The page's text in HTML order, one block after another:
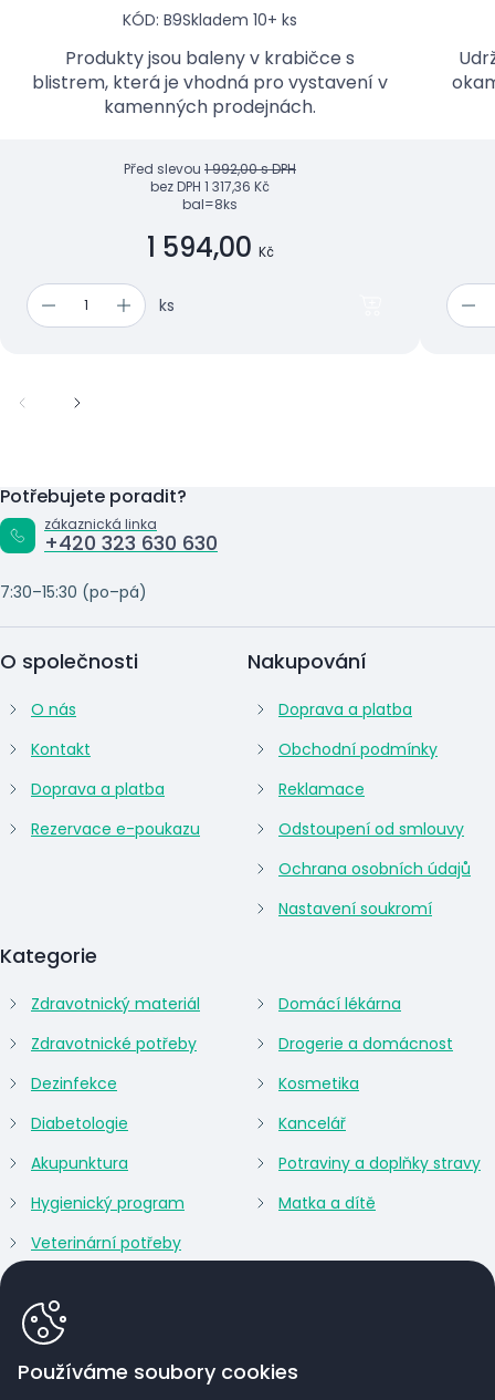
Používáme soubory cookies
KÓD: B9Skladem 10+ ks
Produkty jsou baleny v krabičce s
blistrem, která je vhodná pro vystavení v
kamenných prodejnách.
Před slevou 1 992,00 s DPH
bez DPH 1 317,36 Kč
bal=8ks
1 594,00 Kč
ks
Potřebujete poradit?
zákaznická linka
+420 323 630 630
7:30–15:30 (po–pá)
O společnosti
O nás
Kontakt
Doprava a platba
Rezervace e-poukazu
Kategorie
Zdravotnický materiál
Zdravotnické potřeby
Dezinfekce
Diabetologie
Akupunktura
Hygienický program
Veterinární potřeby
Domácí lékárna
Drogerie a domácnost
Kosmetika
Kancelář
Potraviny a doplňky stravy
Matka a dítě
Nakupování
Doprava a platba
Obchodní podmínky
Reklamace
Odstoupení od smlouvy
Ochrana osobních údajů
Nastavení soukromí